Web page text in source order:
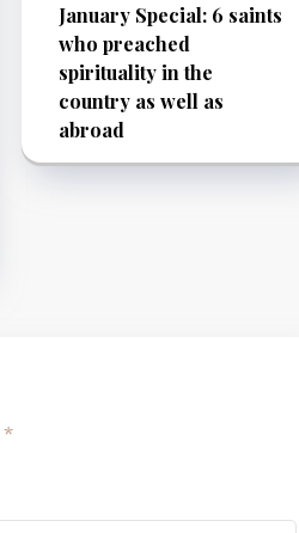
January Special: 6 saints
who preached
spirituality in the
country as well as
abroad
*